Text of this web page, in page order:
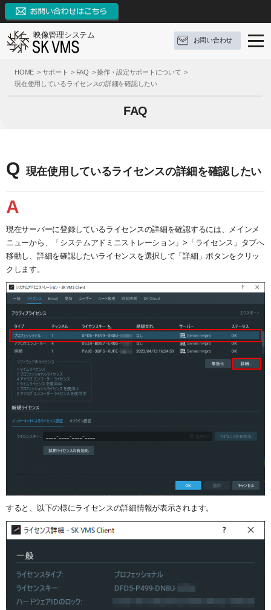
映像管理システム
お問い合わせ
SK VMSとは
SK VMSとは
構成例
価格（ライセンス体系）
最大接続台数
SK VMSの特長
9つの革新点
イベントとアクション
3種類の録画モード
ユーザー管理
ライブの再生とカメラ操作
レイアウトの作成
録画映像の検索
録画映像のバックアップ
サポート
FAQ
ダウンロード
30日間無料体験
デモサーバー
ブログ
お問い合わせ
資料ダウンロード
システム・ケイAIサイトへ
NVR(ネットワークビデオレコーダー)サイトへ
システ・ケイカメラサイトへ
システム・ケイサイトへ
HOME サポート FAQ
操作・設定サポートについて
現在使用しているライセンスの詳細を確認したい
FAQ
Q 現在使用しているライセンスの詳細を確認したい
A
現在サーバーに登録しているライセンスの詳細を確認するには、メインメ
ニューから、「システムアドミニストレーション」>「ライセンス」タブへ
移動し、詳細を確認したいライセンスを選択して「詳細」ボタンをクリッ
クします。
すると、以下の様にライセンスの詳細情報が表示されます。